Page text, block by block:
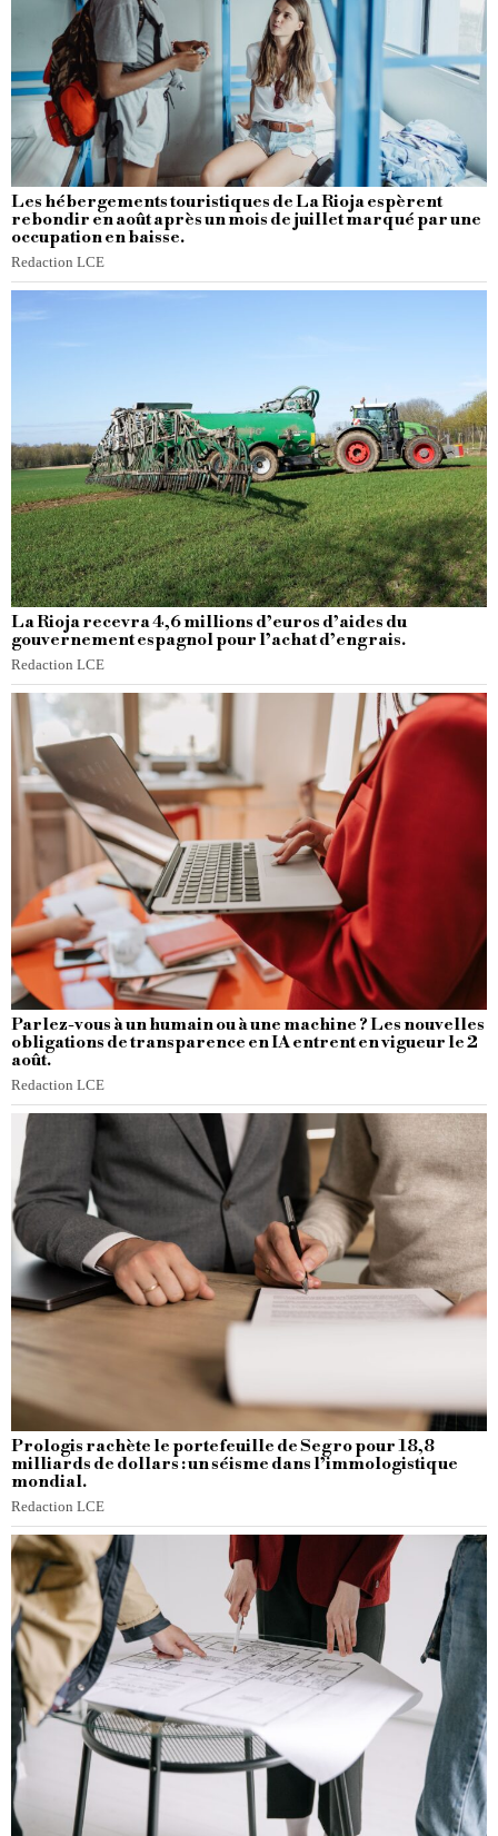
Les hébergements touristiques de La Rioja espèrent
rebondir en août après un mois de juillet marqué par une
occupation en baisse.
Redaction LCE
La Rioja recevra 4,6 millions d’euros d’aides du
gouvernement espagnol pour l’achat d’engrais.
Redaction LCE
Parlez-vous à un humain ou à une machine ? Les nouvelles
obligations de transparence en IA entrent en vigueur le 2
août.
Redaction LCE
Prologis rachète le portefeuille de Segro pour 18,8
milliards de dollars : un séisme dans l’immologistique
mondial.
Redaction LCE